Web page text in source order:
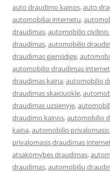
auto draudimo kainos,auto
automobiliai internetu,
draudimas,automobilio
draudimas,automobilio
draudimas gjensidige,
automobilio draudimas
draudimas kaina,automobilio
draudimas skaiciuokle,
draudimas uzsienyje,
draudimo kainos,automobilio
kaina,automobilio
privalomasis draudimas
atsakomybės draudimas,
draudimas,automobilių